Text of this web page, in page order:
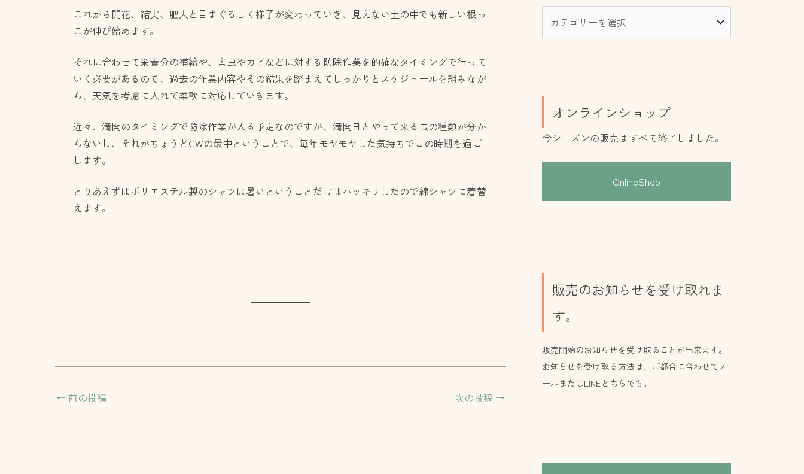
これから開花、結実、肥大と目まぐるしく様子が変わっていき、見えない土の中でも新しい根っ
こが伸び始めます。
それに合わせて栄養分の補給や、害虫やカビなどに対する防除作業を的確なタイミングで行って
いく必要があるので、過去の作業内容やその結果を踏まえてしっかりとスケジュールを組みなが
ら、天気を考慮に入れて柔軟に対応していきます。
近々、満開のタイミングで防除作業が入る予定なのですが、満開日とやって来る虫の種類が分か
らないし、それがちょうどGWの最中ということで、毎年モヤモヤした気持ちでこの時期を過ご
します。
とりあえずはポリエステル製のシャツは暑いということだけはハッキリしたので綿シャツに着替
えます。
← 前の投稿 次の投稿 →
オンラインショップ
今シーズンの販売はすべて終了しました。
OnlineShop
販売のお知らせを受け取れま
す。
販売開始のお知らせを受け取ることが出来ます。
お知らせを受け取る方法は、ご都合に合わせてメ
ールまたはLINEどちらでも。